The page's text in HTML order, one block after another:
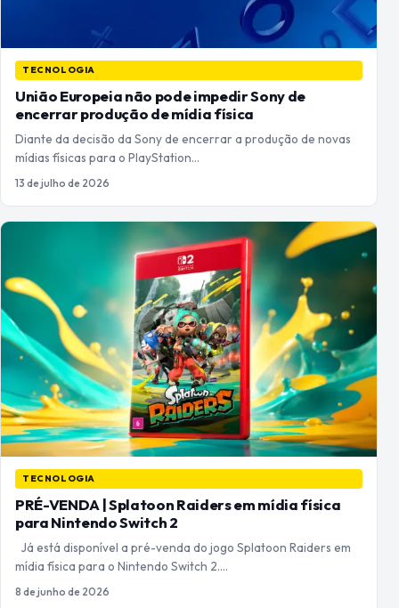
TECNOLOGIA
União Europeia não pode impedir Sony de
encerrar produção de mídia física
Diante da decisão da Sony de encerrar a produção de novas
mídias físicas para o PlayStation…
13 de julho de 2026
TECNOLOGIA
PRÉ-VENDA | Splatoon Raiders em mídia física
para Nintendo Switch 2
Já está disponível a pré-venda do jogo Splatoon Raiders em
mídia física para o Nintendo Switch 2.…
8 de junho de 2026